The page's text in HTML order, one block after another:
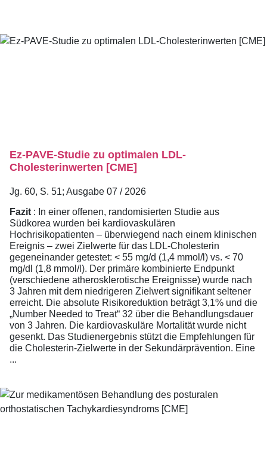
Ez-PAVE-Studie zu optimalen LDL-
Cholesterinwerten [CME]
Jg. 60, S. 51; Ausgabe 07 / 2026
Fazit : In einer offenen, randomisierten Studie aus
Südkorea wurden bei kardiovaskulären
Hochrisikopatienten – überwiegend nach einem klinischen
Ereignis – zwei Zielwerte für das LDL-Cholesterin
gegeneinander getestet: < 55 mg/d (1,4 mmol/l) vs. < 70
mg/dl (1,8 mmol/l). Der primäre kombinierte Endpunkt
(verschiedene atherosklerotische Ereignisse) wurde nach
3 Jahren mit dem niedrigeren Zielwert signifikant seltener
erreicht. Die absolute Risikoreduktion beträgt 3,1% und die
„Number Needed to Treat“ 32 über die Behandlungsdauer
von 3 Jahren. Die kardiovaskuläre Mortalität wurde nicht
gesenkt. Das Studienergebnis stützt die Empfehlungen für
die Cholesterin-Zielwerte in der Sekundärprävention. Eine
...